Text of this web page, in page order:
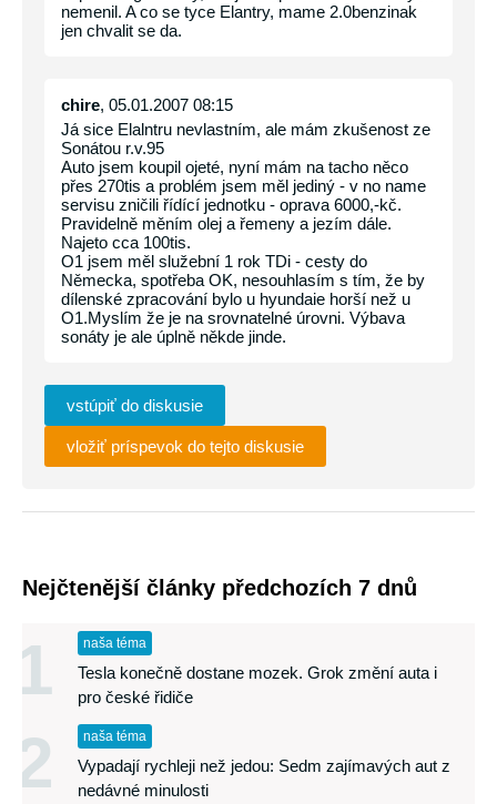
nemenil. A co se tyce Elantry, mame 2.0benzinak
jen chvalit se da.
chire, 05.01.2007 08:15
Já sice Elalntru nevlastním, ale mám zkušenost ze
Sonátou r.v.95
Auto jsem koupil ojeté, nyní mám na tacho něco
přes 270tis a problém jsem měl jediný - v no name
servisu zničili řídící jednotku - oprava 6000,-kč.
Pravidelně měním olej a řemeny a jezím dále.
Najeto cca 100tis.
O1 jsem měl služební 1 rok TDi - cesty do
Německa, spotřeba OK, nesouhlasím s tím, že by
dílenské zpracování bylo u hyundaie horší než u
O1.Myslím že je na srovnatelné úrovni. Výbava
sonáty je ale úplně někde jinde.
vstúpiť do diskusie
vložiť príspevok do tejto diskusie
Nejčtenější články předchozích 7 dnů
1 naša téma
Tesla konečně dostane mozek. Grok změní auta i
pro české řidiče
2 naša téma
Vypadají rychleji než jedou: Sedm zajímavých aut z
nedávné minulosti